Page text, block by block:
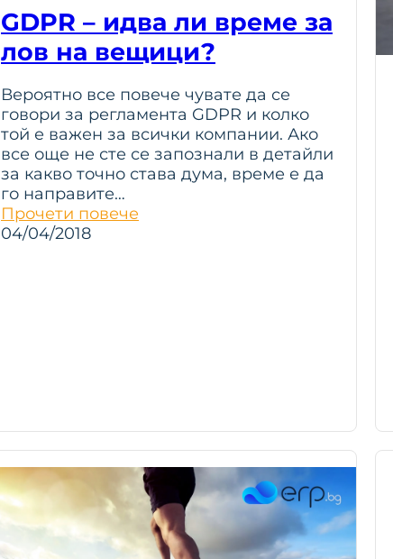
GDPR – идва ли време за
лов на вещици?
Вероятно все повече чувате да се
говори за регламента GDPR и колко
той е важен за всички компании. Ако
все още не сте се запознали в детайли
за какво точно става дума, време е да
го направите…
Прочети повече
04/04/2018